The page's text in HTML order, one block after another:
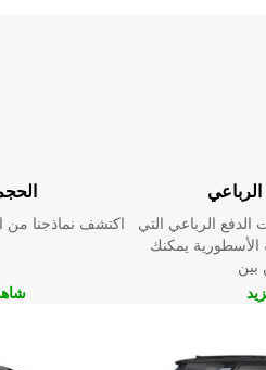
اكتشف نماذجنا من
الرباعي التي
الأسطورية يمكنك
بين